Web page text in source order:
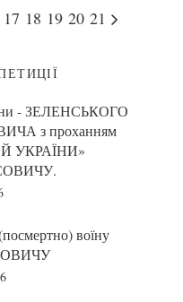
17 18 19 20 21
- ЗЕЛЕНСЬКОГО
з проханням
УКРАЇНИ»
воїну